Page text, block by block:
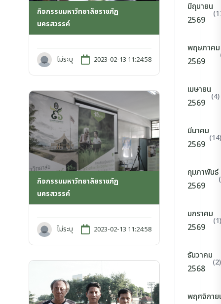
กิจกรรมมหาวิทยาลัยราชภัฏ
นครสวรรค์
ไม่ระบุ 2023-02-13 11:24:58
กิจกรรมมหาวิทยาลัยราชภัฏ
นครสวรรค์
ไม่ระบุ 2023-02-13 11:24:58
มิถุนายน
2569
พฤษภาคม
2569
เมษายน
2569
(4)
มีนาคม
2569
(14)
กุมภาพันธ์
2569
มกราคม
2569
(1)
ธันวาคม
2568
(2)
พฤศจิกาย